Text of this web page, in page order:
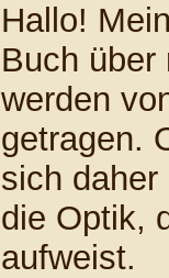
Hallo!
Buch über
werden
getragen.
sich
die Optik,
aufweist.